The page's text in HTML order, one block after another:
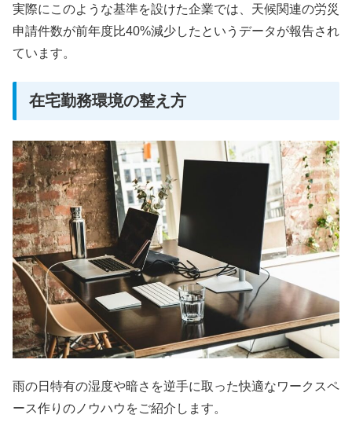
実際にこのような基準を設けた企業では、天候関連の労災
申請件数が前年度比40%減少したというデータが報告され
ています。
在宅勤務環境の整え方
雨の日特有の湿度や暗さを逆手に取った快適なワークスペ
ース作りのノウハウをご紹介します。